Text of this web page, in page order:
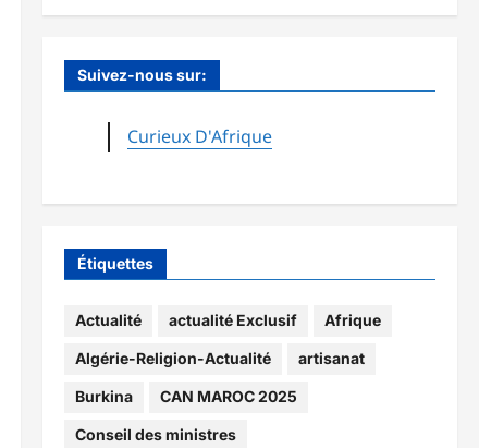
Suivez-nous sur:
Curieux D'Afrique
Étiquettes
Actualité actualité Exclusif Afrique
Algérie-Religion-Actualité artisanat
Burkina CAN MAROC 2025
Conseil des ministres